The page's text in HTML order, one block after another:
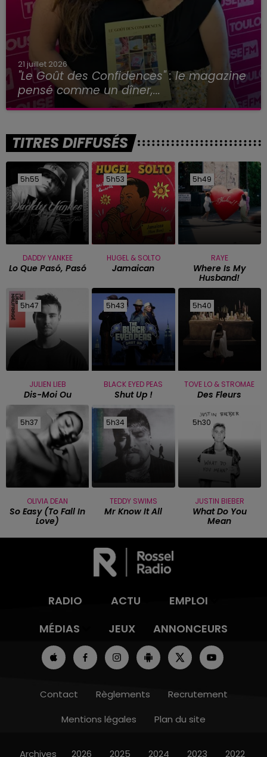
21 juillet 2026
"Le Goût des Confidences" : le magazine
pensé comme un dîner,...
TITRES DIFFUSÉS
5h55
5h55
DADDY YANKEE
Lo Que Pasó, Pasó
5h53
5h53
HUGEL & SOLTO
Jamaican
5h49
5h49
RAYE
Where Is My
Husband!
5h47
5h47
JULIEN LIEB
Dis-Moi Ou
5h43
5h43
BLACK EYED PEAS
Shut Up !
5h40
5h40
TOVE LO & STROMAE
Des Fleurs
5h37
5h37
OLIVIA DEAN
So Easy (to Fall In
Love)
5h34
5h34
TEDDY SWIMS
Mr Know It All
5h30
5h30
JUSTIN BIEBER
What Do You
Mean
RADIO ACTU
EMPLOI
MÉDIAS
JEUX ANNONCEURS
Contact Règlements
Recrutement
Mentions légales
Plan du site
Archives 2026 2025 2024 2023 2022